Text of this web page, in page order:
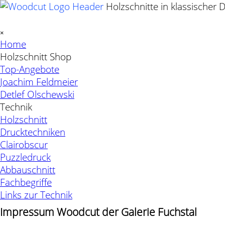
Direkt zum Seiteninhalt
Holzschnitte in klassischer
×
Home
Holzschnitt Shop
Top-Angebote
Joachim Feldmeier
Detlef Olschewski
Technik
Holzschnitt
Drucktechniken
Clairobscur
Puzzledruck
Abbauschnitt
Fachbegriffe
Links zur Technik
Impressum Woodcut der Galerie Fuchstal